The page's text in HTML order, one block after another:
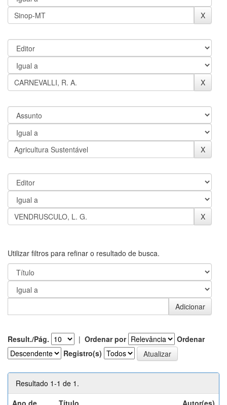
Utilizar filtros para refinar o resultado de busca.
Result./Pág. | Ordenar por
Ordenar
Registro(s)
Resultado 1-1 de 1.
Ano de
Título Autor(es)